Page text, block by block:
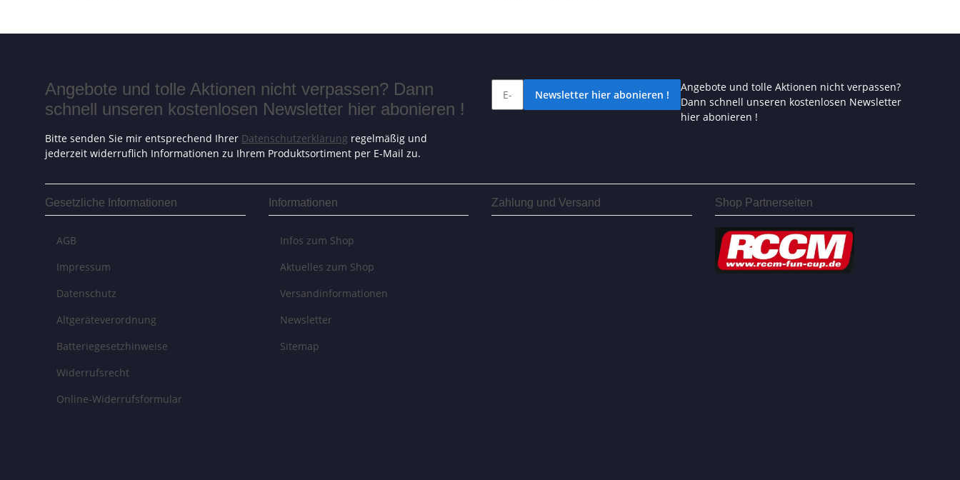
Angebote und tolle Aktionen nicht verpassen? Dann
schnell unseren kostenlosen Newsletter hier abonieren !
Bitte senden Sie mir entsprechend Ihrer Datenschutzerklärung regelmäßig und
jederzeit widerruflich Informationen zu Ihrem Produktsortiment per E-Mail zu.
Newsletter hier abonieren !
Angebote und tolle Aktionen nicht verpassen?
Dann schnell unseren kostenlosen Newsletter
hier abonieren !
Gesetzliche Informationen
AGB
Impressum
Datenschutz
Altgeräteverordnung
Batteriegesetzhinweise
Widerrufsrecht
Online-Widerrufsformular
Informationen
Infos zum Shop
Aktuelles zum Shop
Versandinformationen
Newsletter
Sitemap
Zahlung und Versand Shop Partnerseiten